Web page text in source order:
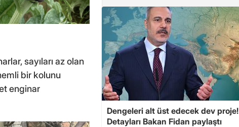
sayıları az olan
bir kolunu
enginar
Dengeleri alt üst edecek dev proje!
Detayları Bakan Fidan paylaştı